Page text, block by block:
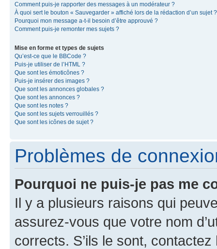
Comment puis-je rapporter des messages à un modérateur ?
À quoi sert le bouton « Sauvegarder » affiché lors de la rédaction d’un sujet ?
Pourquoi mon message a-t-il besoin d’être approuvé ?
Comment puis-je remonter mes sujets ?
Mise en forme et types de sujets
Qu’est-ce que le BBCode ?
Puis-je utiliser de l’HTML ?
Que sont les émoticônes ?
Puis-je insérer des images ?
Que sont les annonces globales ?
Que sont les annonces ?
Que sont les notes ?
Que sont les sujets verrouillés ?
Que sont les icônes de sujet ?
Problèmes de
Pourquoi ne puis-je pas me
Il y a plusieurs raisons qui
assurez-vous que votre nom
corrects. S’ils le sont,